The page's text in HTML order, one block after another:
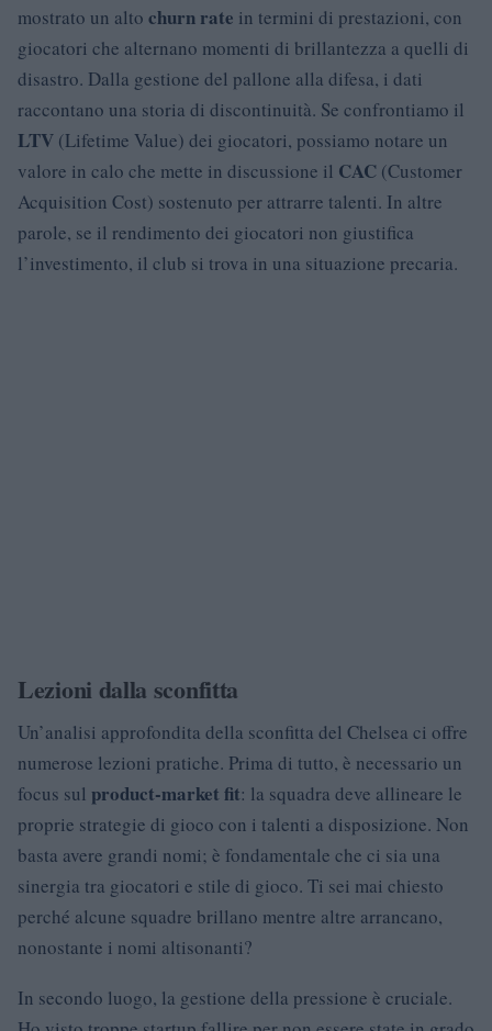
mostrato un alto churn rate in termini di prestazioni, con
giocatori che alternano momenti di brillantezza a quelli di
disastro. Dalla gestione del pallone alla difesa, i dati
raccontano una storia di discontinuità. Se confrontiamo il
LTV (Lifetime Value) dei giocatori, possiamo notare un
valore in calo che mette in discussione il CAC (Customer
Acquisition Cost) sostenuto per attrarre talenti. In altre
parole, se il rendimento dei giocatori non giustifica
l’investimento, il club si trova in una situazione precaria.
Lezioni dalla sconfitta
Un’analisi approfondita della sconfitta del Chelsea ci offre
numerose lezioni pratiche. Prima di tutto, è necessario un
focus sul product-market fit: la squadra deve allineare le
proprie strategie di gioco con i talenti a disposizione. Non
basta avere grandi nomi; è fondamentale che ci sia una
sinergia tra giocatori e stile di gioco. Ti sei mai chiesto
perché alcune squadre brillano mentre altre arrancano,
nonostante i nomi altisonanti?
In secondo luogo, la gestione della pressione è cruciale.